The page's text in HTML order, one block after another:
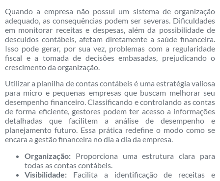
Quando a empresa não possui um sistema de organização
adequado, as consequências podem ser severas. Dificuldades
em monitorar receitas e despesas, além da possibilidade de
descuidos contábeis, afetam diretamente a saúde financeira.
Isso pode gerar, por sua vez, problemas com a regularidade
fiscal e a tomada de decisões embasadas, prejudicando o
crescimento da organização.
Utilizar a planilha de contas contábeis é uma estratégia valiosa
para micro e pequenas empresas que buscam melhorar seu
desempenho financeiro. Classificando e controlando as contas
de forma eficiente, gestores podem ter acesso a informações
detalhadas que facilitem a análise de desempenho e
planejamento futuro. Essa prática redefine o modo como se
encara a gestão financeira no dia a dia da empresa.
Organização: Proporciona uma estrutura clara para
todas as contas contábeis.
Visibilidade: Facilita a identificação de receitas e